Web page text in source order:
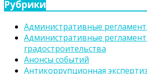
Рубрики
Административные
Административные
градостроительства
Анонсы событий
Антикоррупционная